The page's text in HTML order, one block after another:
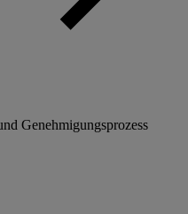
Genehmigungsprozess